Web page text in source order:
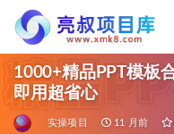
1000+精品PPT模板
即用超省心
实操项目 11 月前